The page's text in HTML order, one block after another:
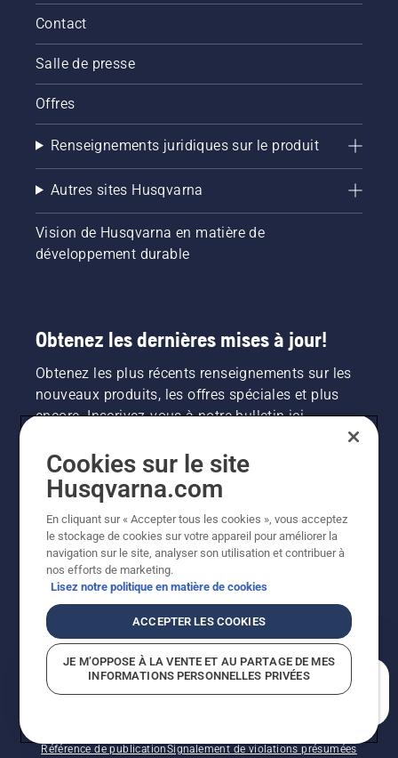
Contact
Salle de presse
Offres
Renseignements juridiques sur le produit
Autres sites Husqvarna
Vision de Husqvarna en matière de
développement durable
Obtenez les dernières mises à jour!
Obtenez les plus récents renseignements sur les
nouveaux produits, les offres spéciales et plus
encore. Inscrivez-vous à notre bulletin ici.
INSCRIPTION À LA NEWSLETTER
l'amélioration continue, le produit peut légèrement
varier par rapport aux images, mais la fonctionnalité de
Référence de publicationSignalement de violations présumées
Cookies sur le site
Husqvarna.com
En cliquant sur « Accepter tous les cookies », vous acceptez
le stockage de cookies sur votre appareil pour améliorer la
navigation sur le site, analyser son utilisation et contribuer à
nos efforts de marketing.
Lisez notre politique en matière de cookies
ACCEPTER LES COOKIES
JE M’OPPOSE À LA VENTE ET AU PARTAGE DE MES
INFORMATIONS PERSONNELLES PRIVÉES
En quoi pouvons-nous vous aider?